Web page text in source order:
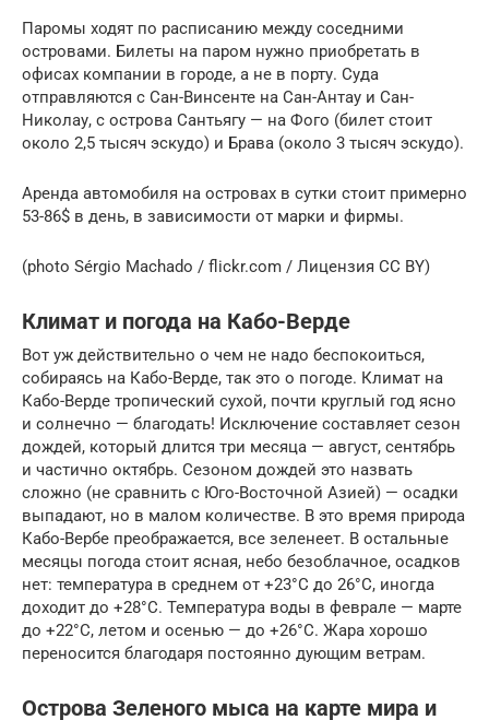
Паромы ходят по расписанию между соседними
островами. Билеты на паром нужно приобретать в
офисах компании в городе, а не в порту. Суда
отправляются с Сан-Винсенте на Сан-Антау и Сан-
Николау, с острова Сантьягу — на Фого (билет стоит
около 2,5 тысяч эскудо) и Брава (около 3 тысяч эскудо).
Аренда автомобиля на островах в сутки стоит примерно
53-86$ в день, в зависимости от марки и фирмы.
(photo Sérgio Machado / flickr.com / Лицензия CC BY)
Климат и погода на Кабо-Верде
Вот уж действительно о чем не надо беспокоиться,
собираясь на Кабо-Верде, так это о погоде. Климат на
Кабо-Верде тропический сухой, почти круглый год ясно
и солнечно — благодать! Исключение составляет сезон
дождей, который длится три месяца — август, сентябрь
и частично октябрь. Сезоном дождей это назвать
сложно (не сравнить с Юго-Восточной Азией) — осадки
выпадают, но в малом количестве. В это время природа
Кабо-Вербе преображается, все зеленеет. В остальные
месяцы погода стоит ясная, небо безоблачное, осадков
нет: температура в среднем от +23°С до 26°С, иногда
доходит до +28°С. Температура воды в феврале — марте
до +22°С, летом и осенью — до +26°С. Жара хорошо
переносится благодаря постоянно дующим ветрам.
Острова Зеленого мыса на карте мира и